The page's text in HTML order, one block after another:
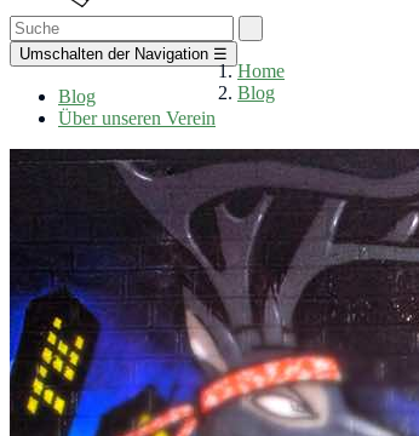
Umschalten der Navigation ☰
Blog
Über unseren Verein
Home
Blog